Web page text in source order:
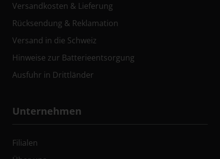
Versandkosten & Lieferung
Rücksendung & Reklamation
Versand in die Schweiz
Hinweise zur Batterieentsorgung
Ausfuhr in Drittländer
Unternehmen
Filialen